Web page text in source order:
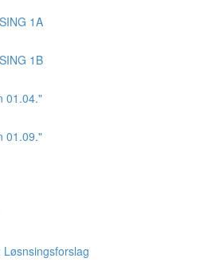
1A
1B
01.04."
01.09."
Løsnsingsforslag